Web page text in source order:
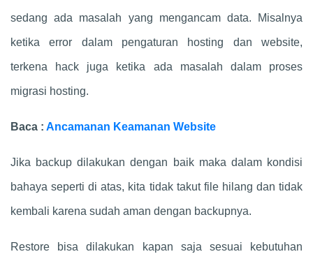
sedang ada masalah yang mengancam data. Misalnya
ketika error dalam pengaturan hosting dan website,
terkena hack juga ketika ada masalah dalam proses
migrasi hosting.
Baca : Ancamanan Keamanan Website
Jika backup dilakukan dengan baik maka dalam kondisi
bahaya seperti di atas, kita tidak takut file hilang dan tidak
kembali karena sudah aman dengan backupnya.
Restore bisa dilakukan kapan saja sesuai kebutuhan